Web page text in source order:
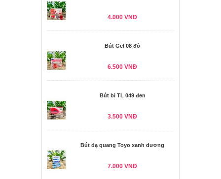
4.000 VNĐ
Bút Gel 08 đỏ
6.500 VNĐ
Bút bi TL 049 đen
3.500 VNĐ
Bút dạ quang Toyo xanh dương
7.000 VNĐ